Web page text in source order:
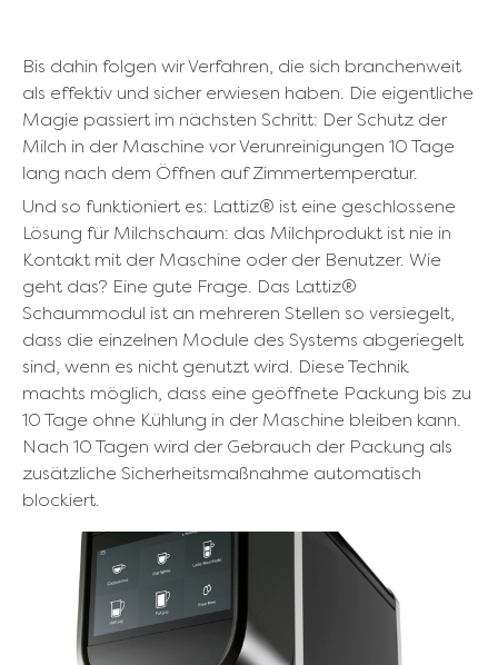
Bis dahin folgen wir Verfahren, die sich branchenweit
als effektiv und sicher erwiesen haben. Die eigentliche
Magie passiert im nächsten Schritt: Der Schutz der
Milch in der Maschine vor Verunreinigungen 10 Tage
lang nach dem Öffnen auf Zimmertemperatur.
Und so funktioniert es: Lattiz® ist eine geschlossene
Lösung für Milchschaum: das Milchprodukt ist nie in
Kontakt mit der Maschine oder der Benutzer. Wie
geht das? Eine gute Frage. Das Lattiz®
Schaummodul ist an mehreren Stellen so versiegelt,
dass die einzelnen Module des Systems abgeriegelt
sind, wenn es nicht genutzt wird. Diese Technik
machts möglich, dass eine geöffnete Packung bis zu
10 Tage ohne Kühlung in der Maschine bleiben kann.
Nach 10 Tagen wird der Gebrauch der Packung als
zusätzliche Sicherheitsmaßnahme automatisch
blockiert.